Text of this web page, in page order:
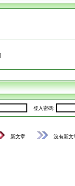
]
登入密碼:
新文章 沒有新文